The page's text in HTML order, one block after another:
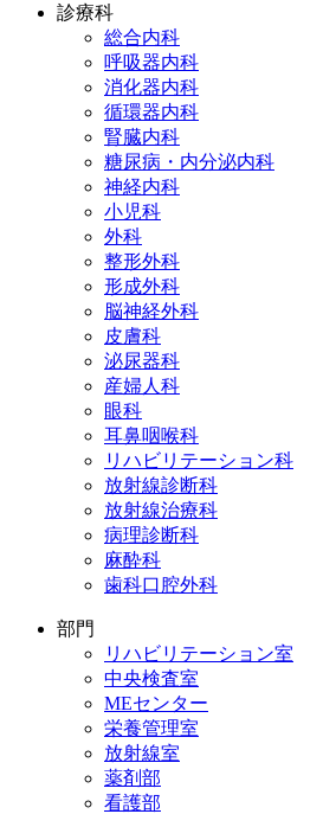
診療科
総合内科
呼吸器内科
消化器内科
循環器内科
腎臓内科
糖尿病・内分泌内科
神経内科
小児科
外科
整形外科
形成外科
脳神経外科
皮膚科
泌尿器科
産婦人科
眼科
耳鼻咽喉科
リハビリテーション科
放射線診断科
放射線治療科
病理診断科
麻酔科
歯科口腔外科
部門
リハビリテーション室
中央検査室
MEセンター
栄養管理室
放射線室
薬剤部
看護部